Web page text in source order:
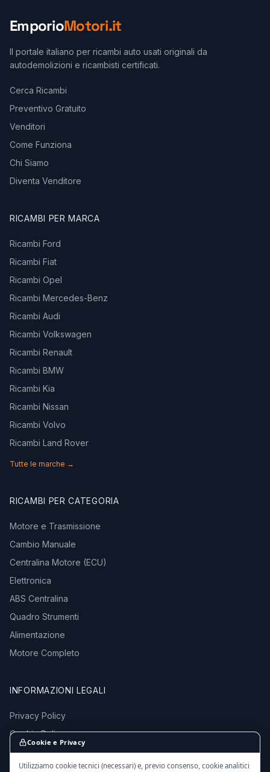
EmporioMotori.it
Il portale italiano per ricambi auto usati originali da
autodemolizioni e ricambisti certificati.
Cerca Ricambi
Preventivo Gratuito
Venditori
Come Funziona
Chi Siamo
Diventa Venditore
RICAMBI PER MARCA
Ricambi Ford
Ricambi Fiat
Ricambi Opel
Ricambi Mercedes-Benz
Ricambi Audi
Ricambi Volkswagen
Ricambi Renault
Ricambi BMW
Ricambi Kia
Ricambi Nissan
Ricambi Volvo
Ricambi Land Rover
Tutte le marche →
RICAMBI PER CATEGORIA
Motore e Trasmissione
Cambio Manuale
Centralina Motore (ECU)
Elettronica
ABS Centralina
Quadro Strumenti
Alimentazione
Motore Completo
INFORMAZIONI LEGALI
Privacy Policy
Cookie Policy
Termini e Condizioni
Cookie e Privacy
Utilizziamo cookie tecnici (necessari) e, previo consenso, cookie analitici